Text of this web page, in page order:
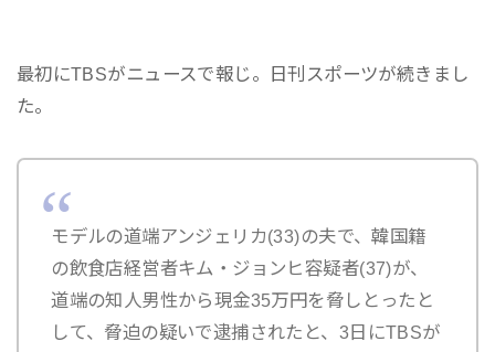
最初にTBSがニュースで報じ。日刊スポーツが続きまし
た。
モデルの道端アンジェリカ(33)の夫で、韓国籍
の飲食店経営者キム・ジョンヒ容疑者(37)が、
道端の知人男性から現金35万円を脅しとったと
して、脅迫の疑いで逮捕されたと、3日にTBSが